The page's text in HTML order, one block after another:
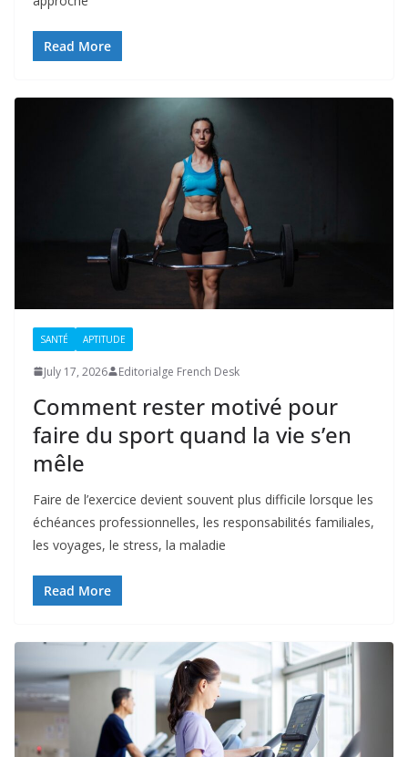
Read More
SANTÉ APTITUDE
July 17, 2026 Editorialge French Desk
Comment rester motivé pour
faire du sport quand la vie s’en
mêle
Faire de l’exercice devient souvent plus difficile lorsque les
échéances professionnelles, les responsabilités familiales,
les voyages, le stress, la maladie
Read More